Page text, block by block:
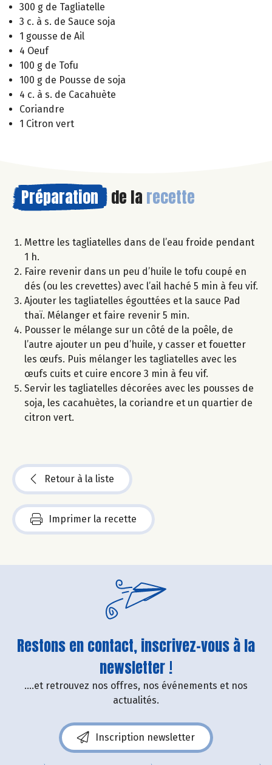
300 g de Tagliatelle
3 c. à s. de Sauce soja
1 gousse de Ail
4 Oeuf
100 g de Tofu
100 g de Pousse de soja
4 c. à s. de Cacahuète
Coriandre
1 Citron vert
Préparation de la recette
Mettre les tagliatelles dans de l’eau froide pendant
1 h.
Faire revenir dans un peu d’huile le tofu coupé en
dés (ou les crevettes) avec l’ail haché 5 min à feu vif.
Ajouter les tagliatelles égouttées et la sauce Pad
thaï. Mélanger et faire revenir 5 min.
Pousser le mélange sur un côté de la poêle, de
l’autre ajouter un peu d’huile, y casser et fouetter
les œufs. Puis mélanger les tagliatelles avec les
œufs cuits et cuire encore 3 min à feu vif.
Servir les tagliatelles décorées avec les pousses de
soja, les cacahuètes, la coriandre et un quartier de
citron vert.
Retour à la liste
Imprimer la recette
Restons en contact, inscrivez-vous à la
newsletter !
....et retrouvez nos offres, nos événements et nos
actualités.
Inscription newsletter